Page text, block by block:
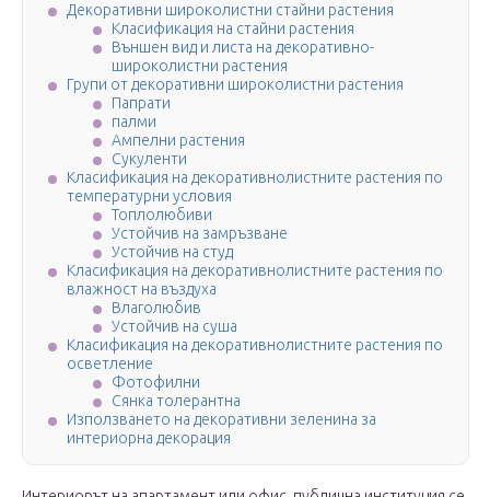
Декоративни широколистни стайни растения
Класификация на стайни растения
Външен вид и листа на декоративно-
широколистни растения
Групи от декоративни широколистни растения
Папрати
палми
Ампелни растения
Сукуленти
Класификация на декоративнолистните растения по
температурни условия
Топлолюбиви
Устойчив на замръзване
Устойчив на студ
Класификация на декоративнолистните растения по
влажност на въздуха
Влаголюбив
Устойчив на суша
Класификация на декоративнолистните растения по
осветление
Фотофилни
Сянка толерантна
Използването на декоративни зеленина за
интериорна декорация